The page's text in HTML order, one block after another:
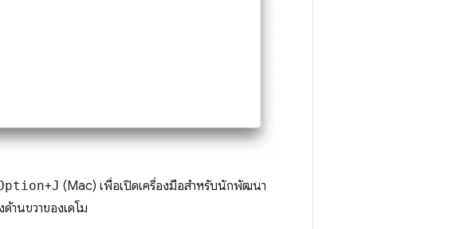
+J (Mac) เพื่อเปิดเครื่องมือสำหรับนักพัฒนา
านขวาของเดโม